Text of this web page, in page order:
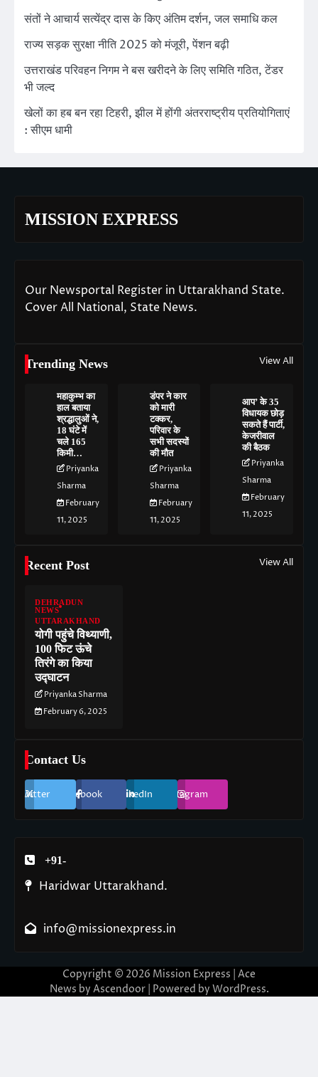
संतों ने आचार्य सत्येंद्र दास के किए अंतिम दर्शन, जल समाधि कल
राज्य सड़क सुरक्षा नीति 2025 को मंजूरी, पेंशन बढ़ी
उत्तराखंड परिवहन निगम ने बस खरीदने के लिए समिति गठित, टेंडर
भी जल्द
खेलों का हब बन रहा टिहरी, झील में होंगी अंतरराष्ट्रीय प्रतियोगिताएं
: सीएम धामी
MISSION EXPRESS
Our Newsportal Register in Uttarakhand State.
Cover All National, State News.
Trending News View All
महाकुम्भ का
हाल बताया
श्रद्धालुओं ने,
18 घंटे में
चले 165
किमी…
Priyanka
Sharma
February
11, 2025
डंपर ने कार
को मारी
टक्कर,
परिवार के
सभी सदस्यों
की मौत
Priyanka
Sharma
February
11, 2025
आप’ के 35
विधायक छोड़
सकते हैं पार्टी,
केजरीवाल
की बैठक
Priyanka
Sharma
February
11, 2025
Recent Post View All
DEHRADUN
NEWS
UTTARAKHAND
योगी पहुंचे विथ्याणी,
100 फिट ऊंचे
तिरंगे का किया
उद्घाटन
Priyanka Sharma
February 6, 2025
Contact Us
Twitter Facebook LinkedIn Instagram
+91-
Haridwar Uttarakhand.
info@missionexpress.in
Copyright © 2026 Mission Express | Ace
News by Ascendoor| Powered by WordPress.